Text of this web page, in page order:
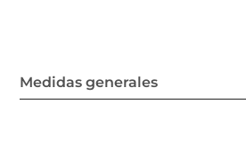
Medidas generales